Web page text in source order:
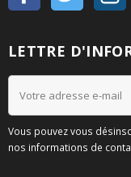
LETTRE
Vous pouvez vous
nos informations de